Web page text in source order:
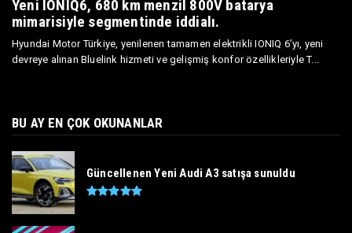
Yeni IONIQ6, 680 km menzil 800V batarya
mimarisiyle segmentinde iddialı.
Hyundai Motor Türkiye, yenilenen tamamen elektrikli IONIQ 6’yı, yeni
devreye alınan Bluelink hizmeti ve gelişmiş konfor özellikleriyle T...
BU AY EN ÇOK OKUNANLAR
Güncellenen Yeni Audi A3 satışa sunuldu